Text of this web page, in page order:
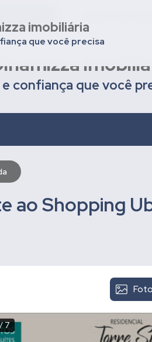
confiança que você
imobiliária
que você precisa
ao Shopping
7